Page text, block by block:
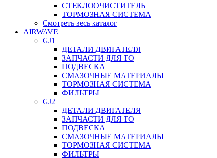
СТЕКЛООЧИСТИТЕЛЬ
ТОРМОЗНАЯ СИСТЕМА
Смотреть весь каталог
AIRWAVE
GJ1
ДЕТАЛИ ДВИГАТЕЛЯ
ЗАПЧАСТИ ДЛЯ ТО
ПОДВЕСКА
СМАЗОЧНЫЕ МАТЕРИАЛЫ
ТОРМОЗНАЯ СИСТЕМА
ФИЛЬТРЫ
GJ2
ДЕТАЛИ ДВИГАТЕЛЯ
ЗАПЧАСТИ ДЛЯ ТО
ПОДВЕСКА
СМАЗОЧНЫЕ МАТЕРИАЛЫ
ТОРМОЗНАЯ СИСТЕМА
ФИЛЬТРЫ